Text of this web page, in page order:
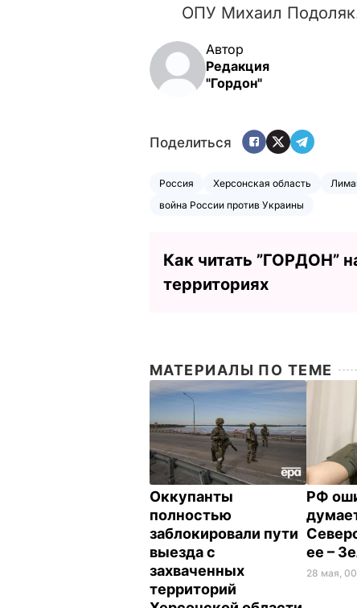
ОПУ Михаил
Автор
Редакция
"Гордон"
Поделиться
Россия Херсонская область
война России против Украины
Как читать ”ГОРДОН”
территориях
МАТЕРИАЛЫ ПО ТЕМЕ
Оккупанты
полностью
заблокировали пути
выезда с
захваченных
территорий
РФ
ее –
28 мая,